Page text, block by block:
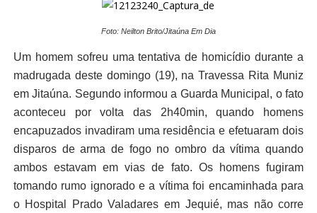
Foto: Neilton Brito/Jitaúna Em Dia
Um homem sofreu uma tentativa de homicídio durante a
madrugada deste domingo (19), na Travessa Rita Muniz
em Jitaúna. Segundo informou a Guarda Municipal, o fato
aconteceu por volta das 2h40min, quando homens
encapuzados invadiram uma residência e efetuaram dois
disparos de arma de fogo no ombro da vítima quando
ambos estavam em vias de fato. Os homens fugiram
tomando rumo ignorado e a vítima foi encaminhada para
o Hospital Prado Valadares em Jequié, mas não corre